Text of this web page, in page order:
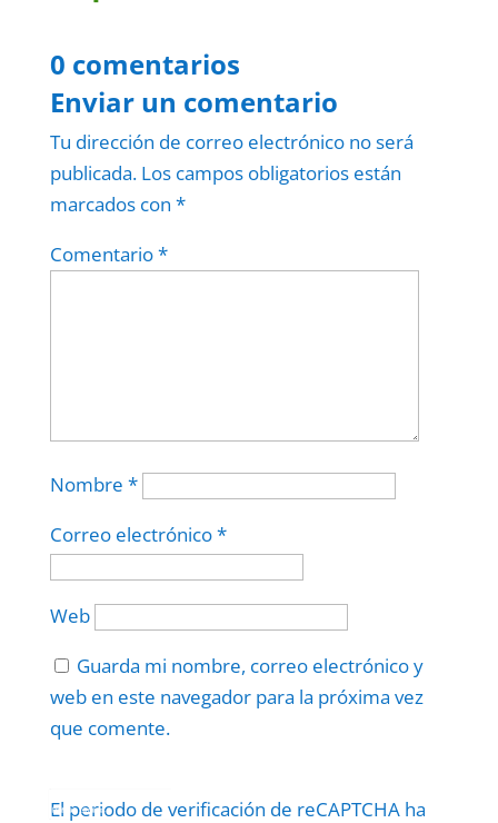
0 comentarios
Enviar un comentario
Tu dirección de correo electrónico no será
publicada. Los campos obligatorios están
marcados con *
Comentario*
Nombre *
Correo electrónico*
Web
Guarda mi nombre, correo electrónico y
web en este navegador para la próxima vez
que comente.
El periodo de verificación de reCAPTCHA ha
Politica–Términos.